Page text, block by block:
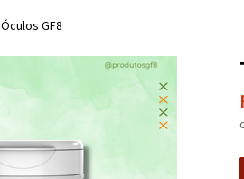
Óculos GF8